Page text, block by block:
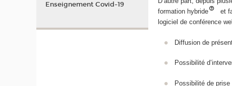
formation hybride
et
logiciel de conférence
Diffusion de
Possibilité
Possibilité de
Enseignement Covid-19